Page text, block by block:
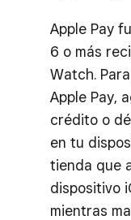
Apple Pay
6 o más
Watch.
Apple Pay,
crédito o
en tu
tienda que
dispositivo
mientras